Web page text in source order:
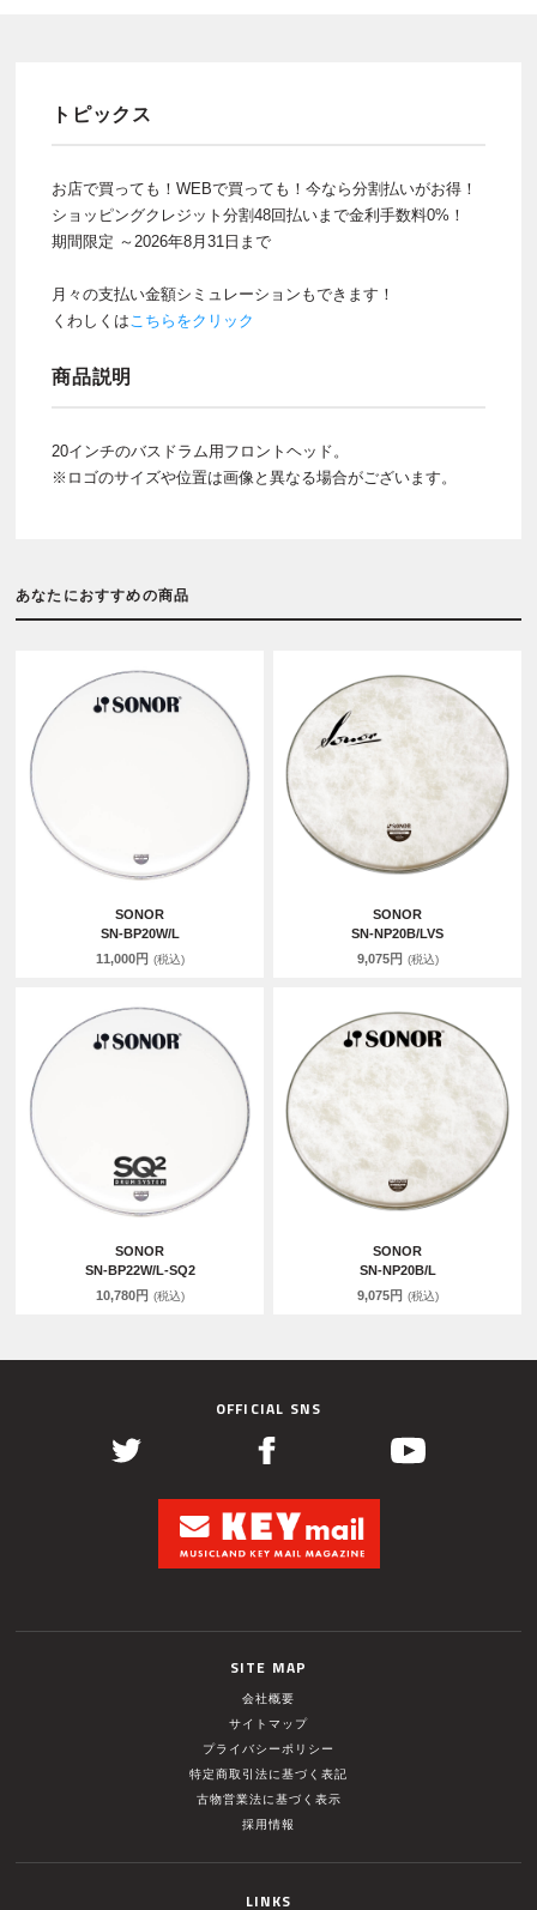
トピックス
お店で買っても！WEBで買っても！今なら分割払いがお得！
ショッピングクレジット分割48回払いまで金利手数料0%！
期間限定 ～2026年8月31日まで
月々の支払い金額シミュレーションもできます！
くわしくはこちらをクリック
商品説明
20インチのバスドラム用フロントヘッド。
※ロゴのサイズや位置は画像と異なる場合がございます。
あなたにおすすめの商品
SONOR
SN-BP20W/L
11,000円 (税込)
SONOR
SN-NP20B/LVS
9,075円 (税込)
SONOR
SN-BP22W/L-SQ2
10,780円 (税込)
SONOR
SN-NP20B/L
9,075円 (税込)
OFFICIAL SNS
SITE MAP
会社概要
サイトマップ
プライバシーポリシー
特定商取引法に基づく表記
古物営業法に基づく表示
採用情報
LINKS